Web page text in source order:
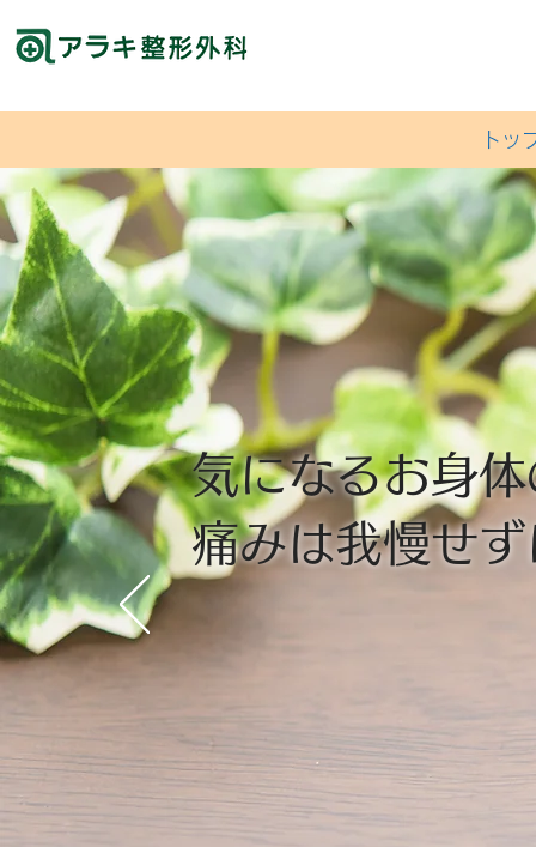
トッ
気になるお身
痛みは我慢せ